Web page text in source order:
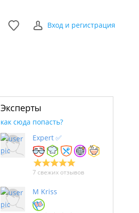
Вход и регистрация
Эксперты
как сюда попасть?
Expert ✅
7 свежих отзывов
M Kriss